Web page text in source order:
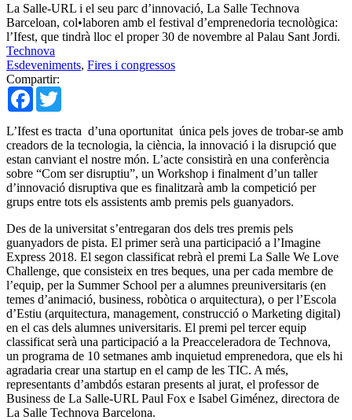
La Salle-URL i el seu parc d’innovació, La Salle Technova
Barceloan, col•laboren amb el festival d’emprenedoria tecnològica:
l’Ifest, que tindrà lloc el proper 30 de novembre al Palau Sant Jordi.
Technova
Esdeveniments, Fires i congressos
Compartir:
Facebook
L’Ifest es tracta d’una oportunitat única pels joves de trobar-se amb
creadors de la tecnologia, la ciència, la innovació i la disrupció que
estan canviant el nostre món. L’acte consistirà en una conferència
sobre “Com ser disruptiu”, un Workshop i finalment d’un taller
d’innovació disruptiva que es finalitzarà amb la competició per
grups entre tots els assistents amb premis pels guanyadors.
Des de la universitat s’entregaran dos dels tres premis pels
guanyadors de pista. El primer serà una participació a l’Imagine
Express 2018. El segon classificat rebrà el premi La Salle We Love
Challenge, que consisteix en tres beques, una per cada membre de
l’equip, per la Summer School per a alumnes preuniversitaris (en
temes d’animació, business, robòtica o arquitectura), o per l’Escola
d’Estiu (arquitectura, management, construcció o Marketing digital)
en el cas dels alumnes universitaris. El premi pel tercer equip
classificat serà una participació a la Preacceleradora de Technova,
un programa de 10 setmanes amb inquietud emprenedora, que els hi
agradaria crear una startup en el camp de les TIC. A més,
representants d’ambdós estaran presents al jurat, el professor de
Business de La Salle-URL Paul Fox e Isabel Giménez, directora de
La Salle Technova Barcelona.